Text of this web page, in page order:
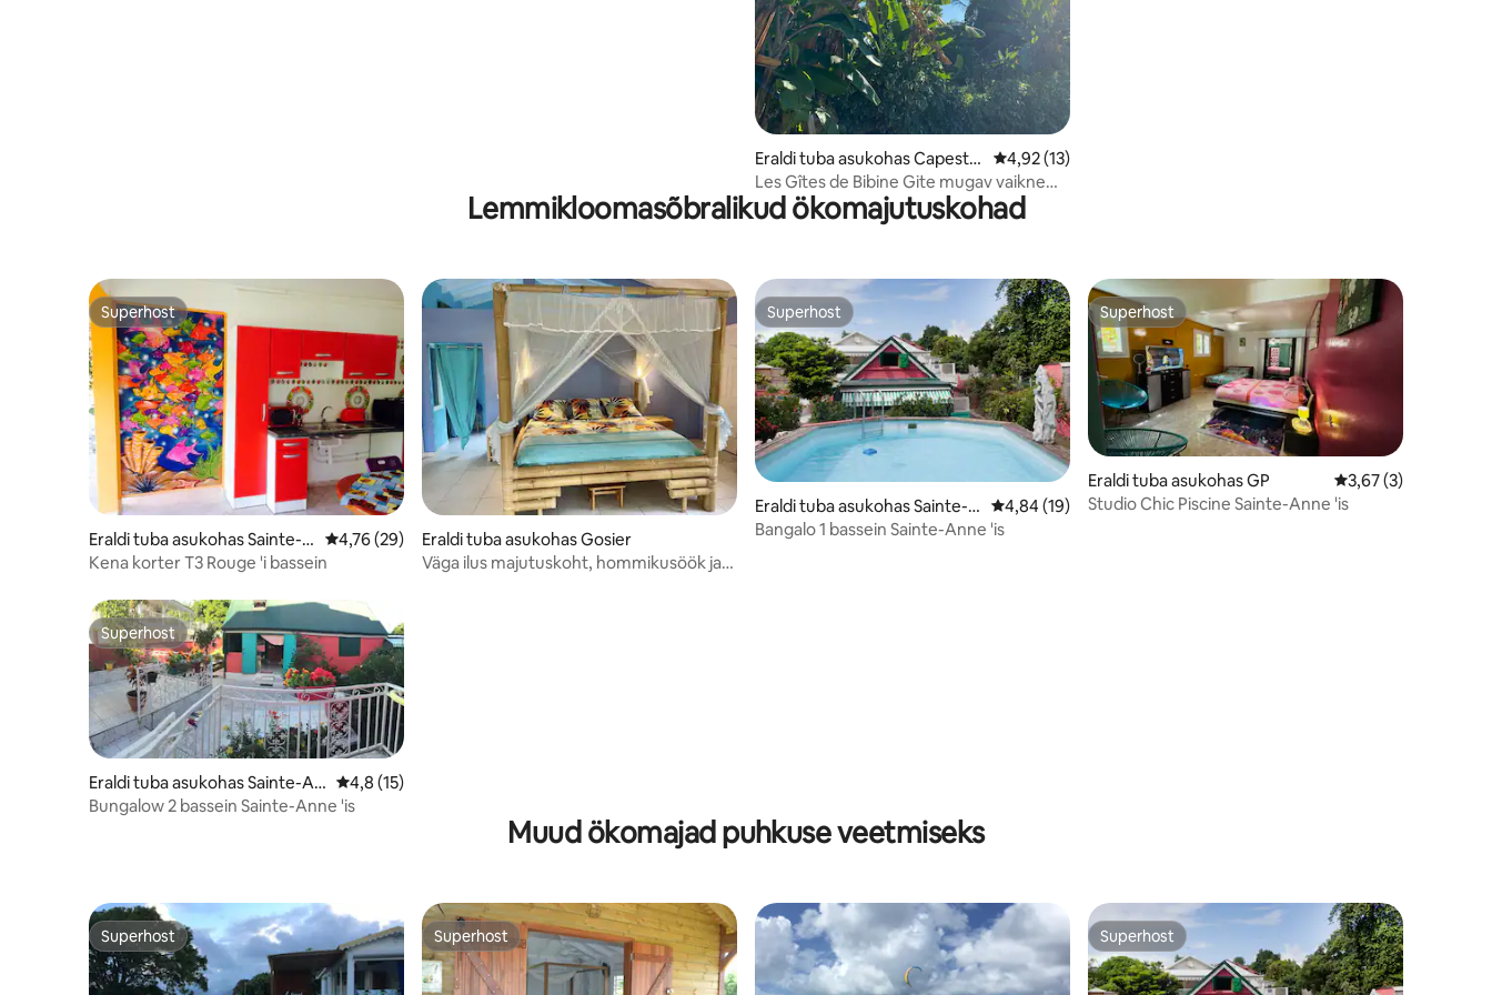
Eraldi tuba asukohas Capeste
rre-de-Marie-Galante
Keskmine hinnang 4,92/5, 13 hinnangut
4,92 (13)
Les Gîtes de Bibine Gite mugav vaikne
nurk
Lemmikloomasõbralikud ökomajutuskohad
Superhost
Superhost
Eraldi tuba asukohas Sainte-A
nne
Keskmine hinnang 4,76/5, 29 hinnangut
4,76 (29)
Kena korter T3 Rouge 'i bassein
Eraldi tuba asukohas Gosier
Väga ilus majutuskoht, hommikusöök ja
Superhost
Superhost
Eraldi tuba asukohas Sainte-A
nne
Keskmine hinnang 4,84/5, 19 hinnangut
4,84 (19)
Bangalo 1 bassein Sainte-Anne 'is
Superhost
Superhost
Eraldi tuba asukohas GP Keskmine hinnang
3,67 (3)
Studio Chic Piscine Sainte-Anne 'is
Superhost
Superhost
Eraldi tuba asukohas Sainte-An
ne
Keskmine hinnang 4,8/5, 15 hinnangut
4,8 (15)
Bungalow 2 bassein Sainte-Anne 'is
Muud ökomajad puhkuse veetmiseks
Superhost
Superhost Superhost
Superhost Superhost
Superhost